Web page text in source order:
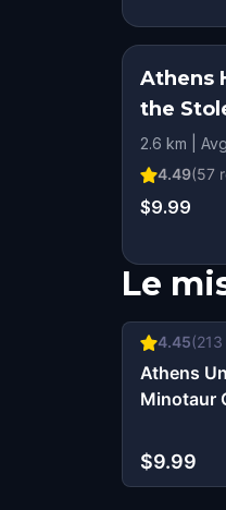
Athens
the
2.6 km |
4.49(57
$9.99
Le
4.45(213
Athens
Minotaur
$9.99